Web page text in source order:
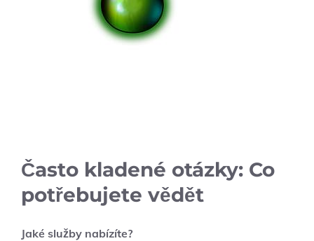
Často kladené otázky: Co
potřebujete vědět
Jaké služby nabízíte?